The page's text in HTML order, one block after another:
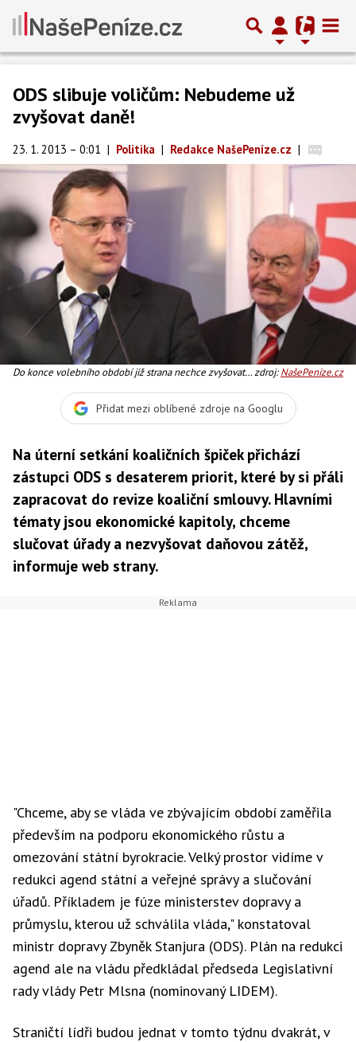
ODS slibuje voličům: Nebudeme už
zvyšovat daně!
23. 1. 2013 – 0:01 | Politika | Redakce NašePeníze.cz |
Do konce volebního období již strana nechce zvyšovat
odvody daní spuštěním jednotného inkasního místa,
zdroj:NašePeníze.cz
Přidat mezi oblíbené zdroje na Googlu
Na úterní setkání koaličních špiček přichází
zástupci ODS s desaterem priorit, které by si přáli
zapracovat do revize koaliční smlouvy. Hlavními
tématy jsou ekonomické kapitoly, chceme
slučovat úřady a nezvyšovat daňovou zátěž,
informuje web strany.
"Chceme, aby se vláda ve zbývajícím období zaměřila
především na podporu ekonomického růstu a
omezování státní byrokracie. Velký prostor vidíme v
redukci agend státní a veřejné správy a slučování
úřadů. Příkladem je fúze ministerstev dopravy a
průmyslu, kterou už schválila vláda," konstatoval
ministr dopravy Zbyněk Stanjura (ODS). Plán na redukci
agend ale na vládu předkládal předseda Legislativní
rady vlády Petr Mlsna (nominovaný LIDEM).
Straničtí lídři budou jednat v tomto týdnu dvakrát, v